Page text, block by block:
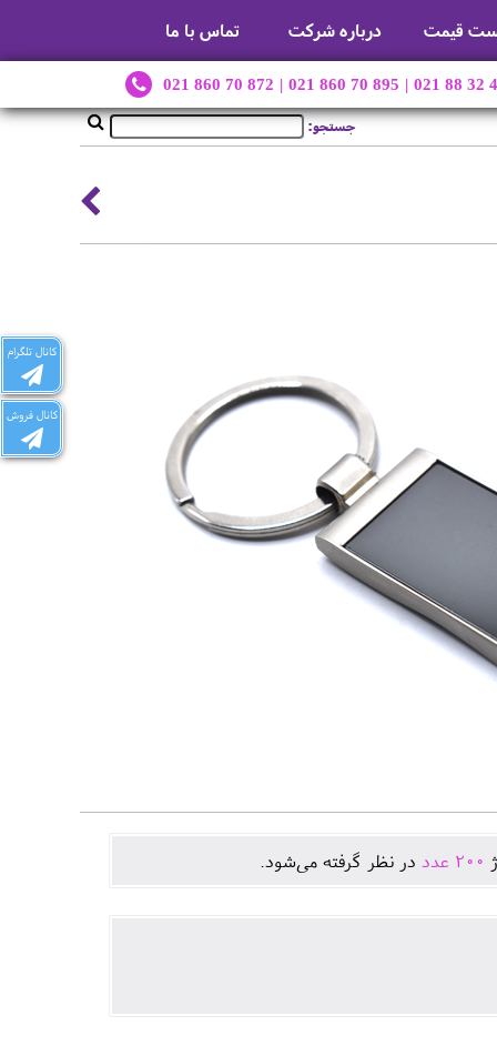
قیمت درباره شرکت تماس با ما
021 860 70 872 | 021 860 70 895 | 021 88 32
کانال تلگرام
کانال فروش
جستجو:
200 عدد در نظر گرفته می‌شود.